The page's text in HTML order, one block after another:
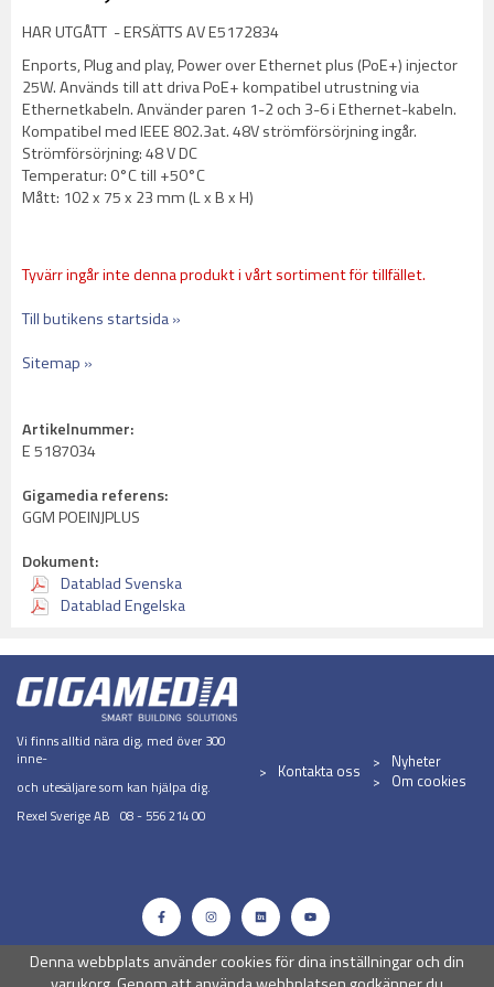
HAR UTGÅTT - ERSÄTTS AV E5172834
Enports, Plug and play, Power over Ethernet plus (PoE+) injector
25W. Används till att driva PoE+ kompatibel utrustning via
Ethernetkabeln. Använder paren 1-2 och 3-6 i Ethernet-kabeln.
Kompatibel med IEEE 802.3at. 48V strömförsörjning ingår.
Strömförsörjning: 48 V DC
Temperatur: 0°C till +50°C
Mått: 102 x 75 x 23 mm (L x B x H)
Tyvärr ingår inte denna produkt i vårt sortiment för tillfället.
Till butikens startsida »
Sitemap »
Artikelnummer:
E 5187034
Gigamedia referens:
GGM POEINJPLUS
Dokument:
Datablad Svenska
Datablad Engelska
Vi finns alltid nära dig, med över 300
inne-
och utesäljare som kan hjälpa dig.
Rexel Sverige AB 08 - 556 214 00
Kontakta oss
Nyheter
Om cookies
Denna webbplats använder cookies för dina inställningar och din